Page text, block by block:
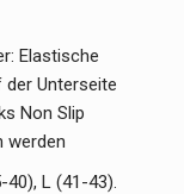
Elastische
Unterseite
Non Slip
werden
40), L (41-43).